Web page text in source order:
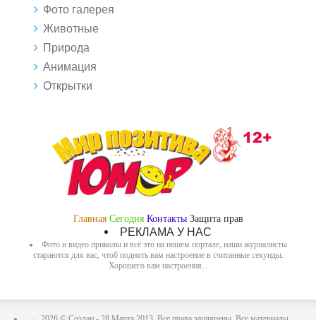
Фото галерея
Животные
Природа
Анимация
Открытки
Главная Сегодня Контакты Защита прав
РЕКЛАМА У НАС
Фото и видео приколы и всё это на нашем портале, наши журналисты
стараются для вас, чтоб поднять вам настроение в считанные секунды.
Хорошего вам настроения...